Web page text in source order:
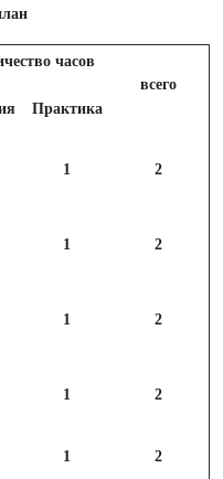
часов
всего
Практика
1 2
1 2
1 2
1 2
1 2